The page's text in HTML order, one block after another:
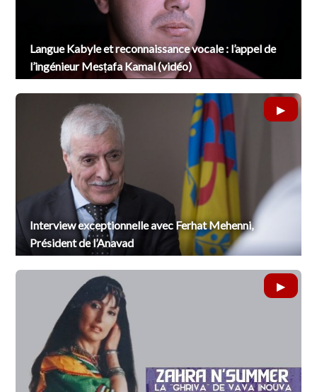
Langue Kabyle et reconnaissance vocale : l’appel de
l’ingénieur Mesṭafa Kamal (vidéo)
Interview exceptionnelle avec Ferhat Mehenni,
Président de l’Anavad